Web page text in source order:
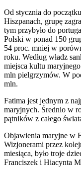
Od stycznia do
Hiszpanach, grupę
tym przybyło do
Polski w ponad 150
54 proc. mniej w
roku. Według władz
miejsca kultu maryjnego
mln pielgrzymów. W
mln.
Fatima jest jednym z
maryjnych. Średnio w
pątników z całego
Objawienia maryjne w
Wizjonerami przez
miesiąca, było troje
Franciszek i Hiacynta